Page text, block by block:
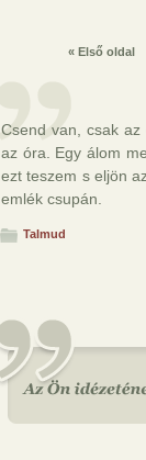
« Első oldal
Csend van, csak
az óra. Egy álom
ezt teszem s eljön
emlék csupán.
Talmud